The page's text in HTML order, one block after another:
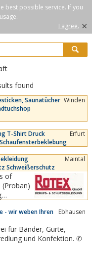
best possible service. If you
I agree. ×
found
Saunatücher Winden
T-Shirt Druck
Erfurt
Schweißerschutz
Maintal
of
- wir weben Ihren
Ebhausen
Gurte,
und Konfektion. ✆